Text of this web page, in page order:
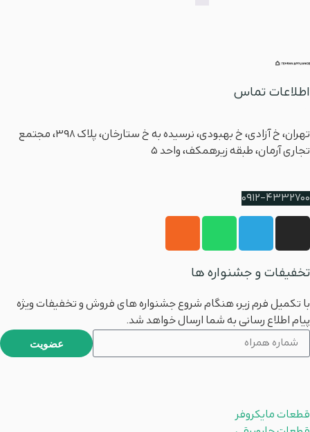
اطلاعات تماس
تهران، خ آزادی، خ بهبودی، نرسیده به خ ستارخان، پلاک ۳۹۸، مجتمع
تجاری آرمان، طبقه زیرهمکف، واحد 5
0912-4332700
تخفیفات و جشنواره ها
با تکمیل فرم زیر، هنگام شروع جشنواره های فروش و تخفیفات ویژه
پیام اطلاع رسانی به شما ارسال خواهد شد.
عضویت
قطعات مایکروفر